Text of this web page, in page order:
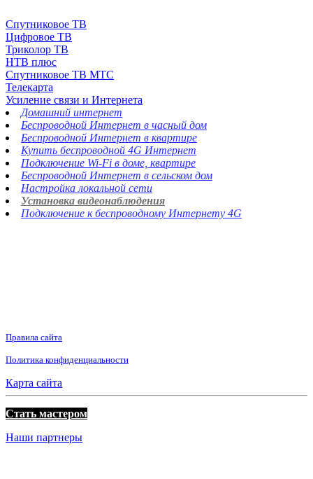
Спутниковое ТВ
Цифровое ТВ
Триколор ТВ
НТВ плюс
Спутниковое ТВ МТС
Телекарта
Усиление связи и Интернета
Домашний интернет
Беспроводной Интернет в часный дом
Беспроводной Интернет в квартире
Купить беспроводной 4G Интернет
Подключение Wi-Fi в доме, квартире
Беспроводной Интернет в сельском дом
Настройка локальной сети
Установка видеонаблюдения
Подключение к беспроводному Интернету 4G
Правила сайта
Политика конфиденциальности
Карта сайта
Стать мастером
Наши партнеры